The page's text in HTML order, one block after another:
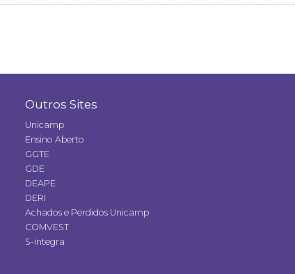
Outros Sites
Unicamp
Ensino Aberto
GGTE
GDE
DEAPE
DERI
Achados e Perdidos Unicamp
COMVEST
S-integra